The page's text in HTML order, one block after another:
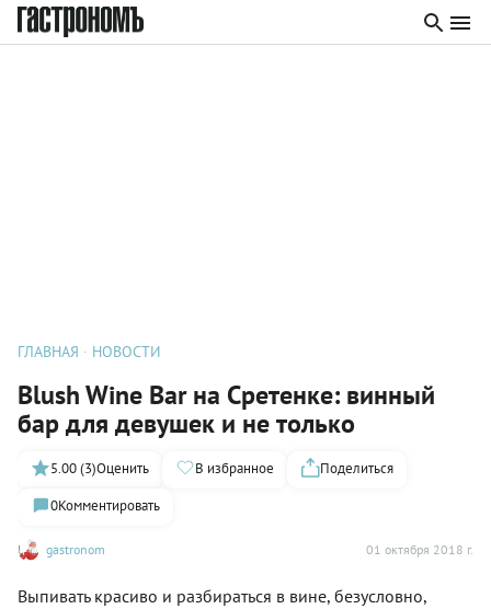
ГЛАВНАЯ НОВОСТИ
Blush Wine Bar на Сретенке: винный
бар для девушек и не только
gastronom 01 октября 2018 г.
5.00 (3)Оценить В избранное
Поделиться
0Комментировать
Выпивать красиво и разбираться в вине, безусловно,